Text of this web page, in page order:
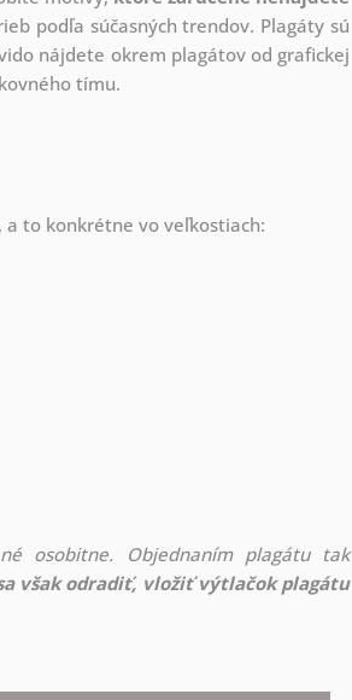
podľa súčasných trendov. Plagáty sú
nájdete okrem plagátov od grafickej
tímu.
a to konkrétne vo veľkostiach:
osobitne. Objednaním plagátu tak
však odradiť, vložiť výtlačok plagátu